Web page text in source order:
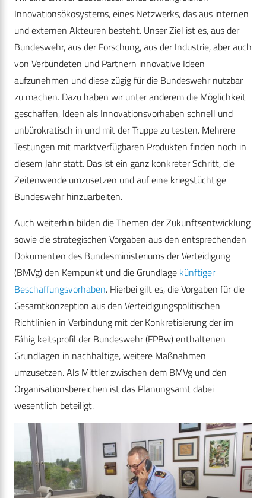
Innovationsökosystems, eines Netzwerks, das aus internen
und externen Akteuren besteht. Unser Ziel ist es, aus der
Bundeswehr, aus der Forschung, aus der Industrie, aber auch
von Verbündeten und Partnern innovative Ideen
aufzunehmen und diese zügig für die Bundeswehr nutzbar
zu machen. Dazu haben wir unter anderem die Möglichkeit
geschaffen, Ideen als Innovationsvorhaben schnell und
unbürokratisch in und mit der Truppe zu testen. Mehrere
Testungen mit marktverfügbaren Produkten finden noch in
diesem Jahr statt. Das ist ein ganz konkreter Schritt, die
Zeitenwende umzusetzen und auf eine kriegstüchtige
Bundeswehr hinzuarbeiten.
Auch weiterhin bilden die Themen der Zukunftsentwicklung
sowie die strategischen Vorgaben aus den entsprechenden
Dokumenten des Bundesministeriums der Verteidigung
(BMVg) den Kernpunkt und die Grundlage künftiger
Beschaffungsvorhaben. Hierbei gilt es, die Vorgaben für die
Gesamtkonzeption aus den Verteidigungspolitischen
Richtlinien in Verbindung mit der Konkretisierung der im
Fähig keitsprofil der Bundeswehr (FPBw) enthaltenen
Grundlagen in nachhaltige, weitere Maßnahmen
umzusetzen. Als Mittler zwischen dem BMVg und den
Organisationsbereichen ist das Planungsamt dabei
wesentlich beteiligt.